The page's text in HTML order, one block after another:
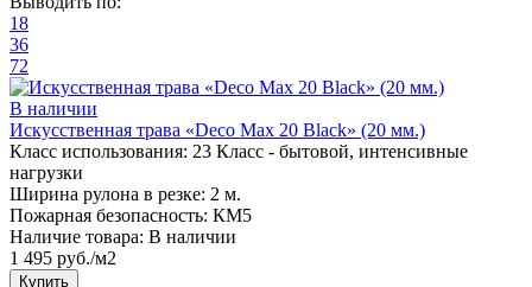
18
36
72
В наличии
Искусственная трава «Deco Max 20 Black» (20 мм.)
Класс использования: 23 Класс - бытовой, интенсивные
нагрузки
Ширина рулона в резке: 2 м.
Пожарная безопасность: КМ5
Наличие товара: В наличии
1 495 руб./м2
Купить